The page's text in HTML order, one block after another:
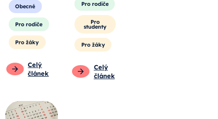
Obecné
Pro rodiče
Pro žáky
Celý
článek
Pro rodiče
Pro
studenty
Pro žáky
Celý
článek